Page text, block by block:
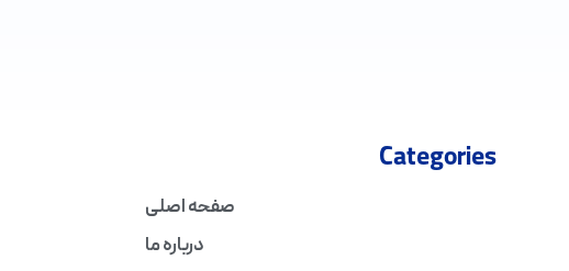
Categories
صفحه اصلی
درباره ما